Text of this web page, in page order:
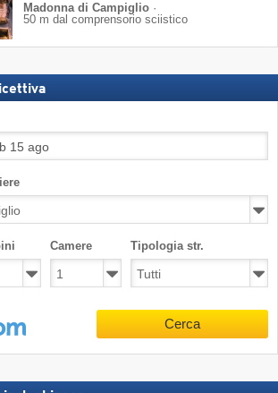
Madonna di Campiglio ·
50 m dal comprensorio sciistico
15 ago
Camere Tipologia str.
Cerca